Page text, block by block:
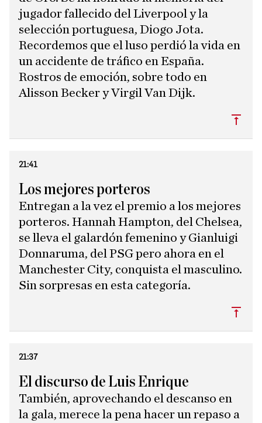
jugador fallecido del Liverpool y la
selección portuguesa, Diogo Jota.
Recordemos que el luso perdió la vida en
un accidente de tráfico en España.
Rostros de emoción, sobre todo en
Alisson Becker y Virgil Van Dijk.
21:41
Los mejores porteros
Entregan a la vez el premio a los mejores
porteros. Hannah Hampton, del Chelsea,
se lleva el galardón femenino y Gianluigi
Donnaruma, del PSG pero ahora en el
Manchester City, conquista el masculino.
Sin sorpresas en esta categoría.
21:37
El discurso de Luis Enrique
También, aprovechando el descanso en
la gala, merece la pena hacer un repaso a